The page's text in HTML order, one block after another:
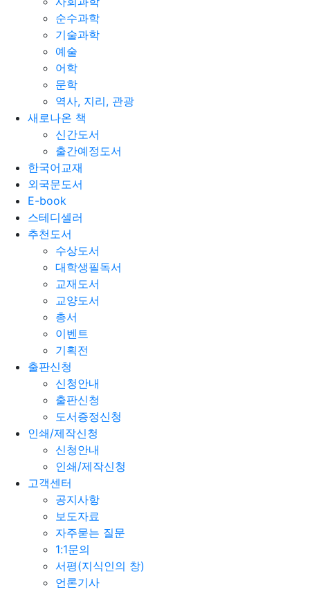
순수과학
기술과학
예술
어학
문학
역사, 지리, 관광
새로나온 책
신간도서
출간예정도서
한국어교재
외국문도서
E-book
스테디셀러
추천도서
수상도서
대학생필독서
교재도서
교양도서
총서
이벤트
기획전
출판신청
신청안내
출판신청
도서증정신청
인쇄/제작신청
신청안내
인쇄/제작신청
고객센터
공지사항
보도자료
자주묻는 질문
1:1문의
서평(지식인의 창)
언론기사